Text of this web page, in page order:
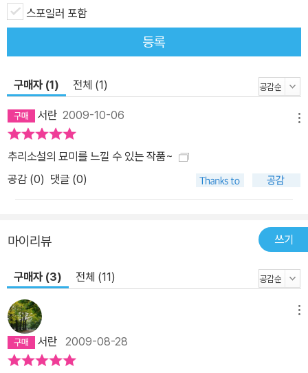
스포일러 포함
등록
구매자 (1) 전체 (1)
서란 2009-10-06
추리소설의 묘미를 느낄 수 있는 작품~
공감 (0) 댓글 (0)
마이리뷰 쓰기
구매자 (3) 전체 (11)
서란 2009-08-28